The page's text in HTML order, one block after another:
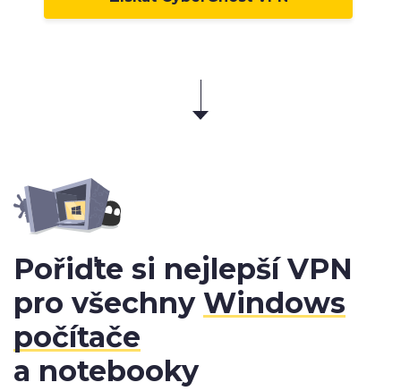
Pořiďte si nejlepší VPN
pro všechny Windows
počítače
a notebooky